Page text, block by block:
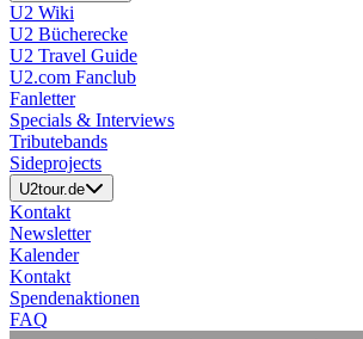
U2 Wiki
U2 Bücherecke
U2 Travel Guide
U2.com Fanclub
Fanletter
Specials & Interviews
Tributebands
Sideprojects
U2tour.de
Kontakt
Newsletter
Kalender
Kontakt
Spendenaktionen
FAQ